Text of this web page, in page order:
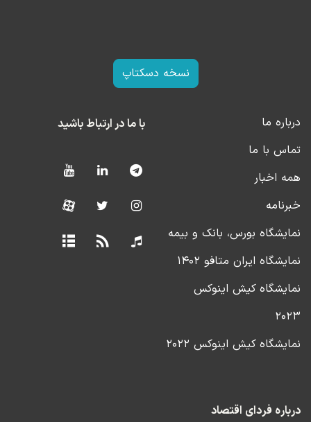
نسخه دسکتاپ
درباره ما
تماس با ما
همه اخبار
خبرنامه
نمایشگاه بورس، بانک و بیمه
نمایشگاه ایران متافو ۱۴۰۲
نمایشگاه کیش اینوکس
۲۰۲۳
نمایشگاه کیش اینوکس ۲۰۲۲
با ما در ارتباط باشید
درباره فردای اقتصاد